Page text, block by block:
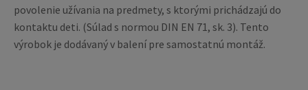
povolenie užívania na predmety, s ktorými prichádzajú do
kontaktu deti. (Súlad s normou DIN EN 71, sk. 3). Tento
výrobok je dodávaný v balení pre samostatnú montáž.